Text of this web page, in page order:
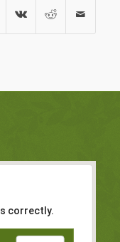
correctly.